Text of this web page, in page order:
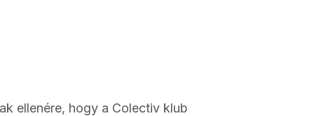
ellenére, hogy a Colectiv klub